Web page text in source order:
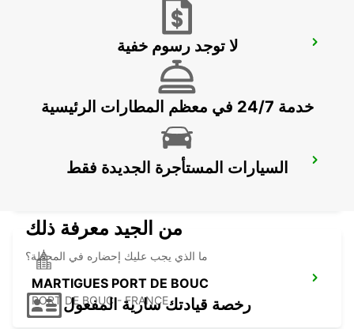
SALON DE PROVENCE -IKC-
SALON DE PROVENCE - FRANCE
AUBAGNE
MARTIGUES PORT DE BOUC
PORT DE BOUC - FRANCE
لا توجد رسوم خفية
خدمة 24/7 في معظم المطارات الرئيسية
السيارات المستأجرة الجديدة فقط
من الجيد معرفة ذلك
ما الذي يجب عليك إحضاره في المحطة؟
رخصة قيادتك سارية المفعول